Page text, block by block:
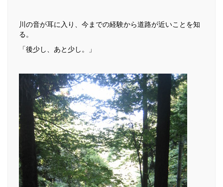
川の音が耳に入り、今までの経験から道路が近いことを知
る。
「後少し、あと少し。」